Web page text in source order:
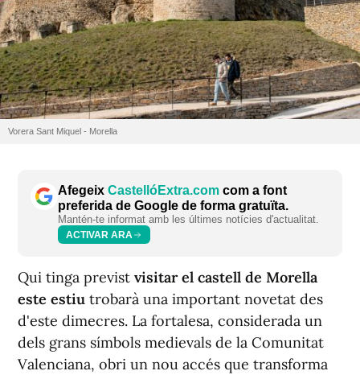
Vorera Sant Miquel - Morella
Afegeix CastellóExtra.com com a font
preferida de Google de forma gratuïta.
Mantén-te informat amb les últimes notícies d'actualitat.
ACTIVAR ARA
Qui tinga previst visitar el castell de Morella
este estiu trobarà una important novetat des
d'este dimecres. La fortalesa, considerada un
dels grans símbols medievals de la Comunitat
Valenciana, obri un nou accés que transforma